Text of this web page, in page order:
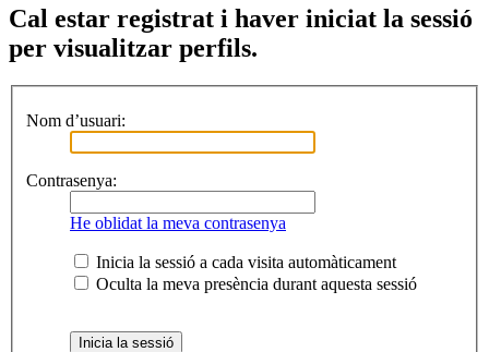
Cal estar registrat i haver iniciat la sessió
per visualitzar perfils.
Nom d’usuari:
Contrasenya:
He oblidat la meva contrasenya
Inicia la sessió a cada visita automàticament
Oculta la meva presència durant aquesta sessió